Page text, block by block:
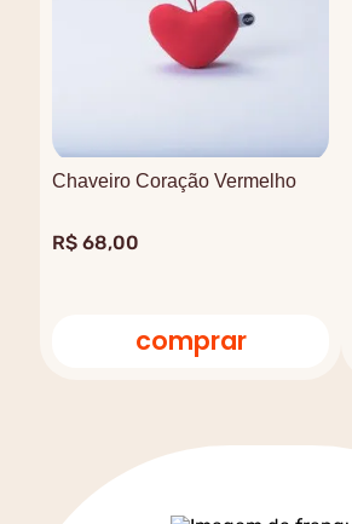
Chaveiro Coração Vermelho
R$ 68,00
comprar